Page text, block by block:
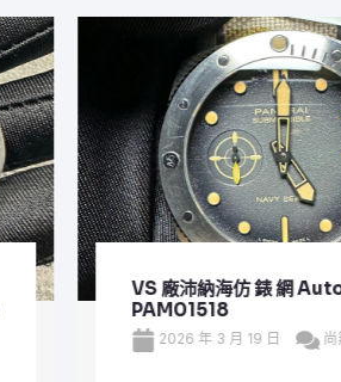
VS 廠沛納海仿 錶 網
PAM01518
2026 年 3 月 19 日 尚